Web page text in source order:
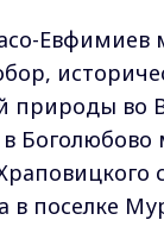
Евфимиев
природы во
Боголюбово
в поселке